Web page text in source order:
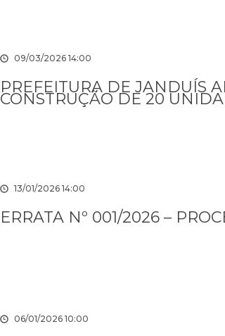
09/03/2026 14:00
PREFEITURA DE JANDUÍS
CONSTRUÇÃO DE 20
13/01/2026 14:00
ERRATA Nº 001/2026 –
06/01/2026 10:00